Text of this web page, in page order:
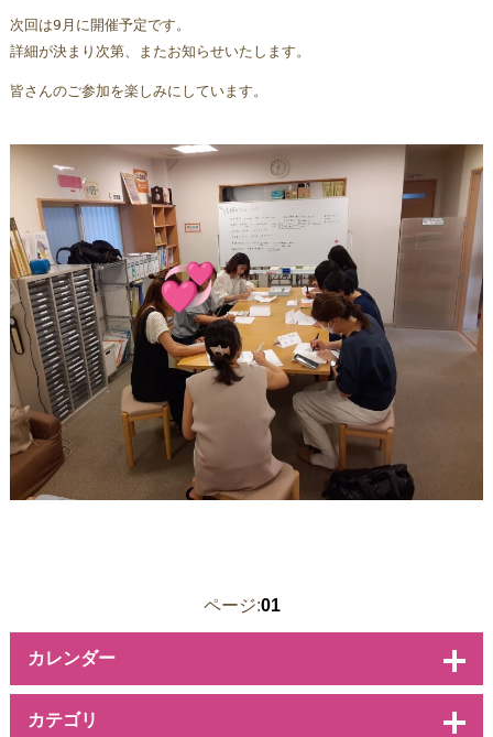
次回は9月に開催予定です。
詳細が決まり次第、またお知らせいたします。
皆さんのご参加を楽しみにしています。
ページ:01
カレンダー
カテゴリ